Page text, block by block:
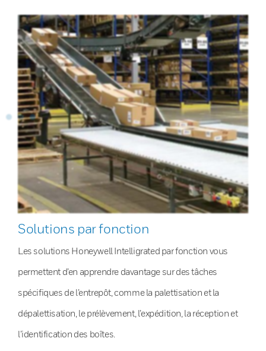
Solutions par fonction
Les solutions Honeywell Intelligrated par fonction vous
permettent d’en apprendre davantage sur des tâches
spécifiques de l’entrepôt, comme la palettisation et la
dépalettisation, le prélèvement, l’expédition, la réception et
l’identification des boîtes.